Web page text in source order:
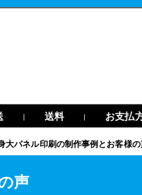
| 送料 | お支払
大パネル印刷の制作事例とお客様
声